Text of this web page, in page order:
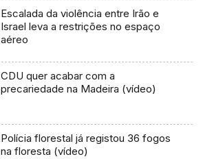
Escalada da violência entre Irão e
Israel leva a restrições no espaço
aéreo
CDU quer acabar com a
precariedade na Madeira (vídeo)
Polícia florestal já registou 36 fogos
na floresta (vídeo)